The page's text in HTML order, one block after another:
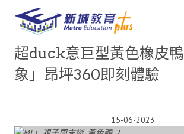
超duck意巨型黃色橡皮
象」昂坪360即刻體驗
15-06-2023